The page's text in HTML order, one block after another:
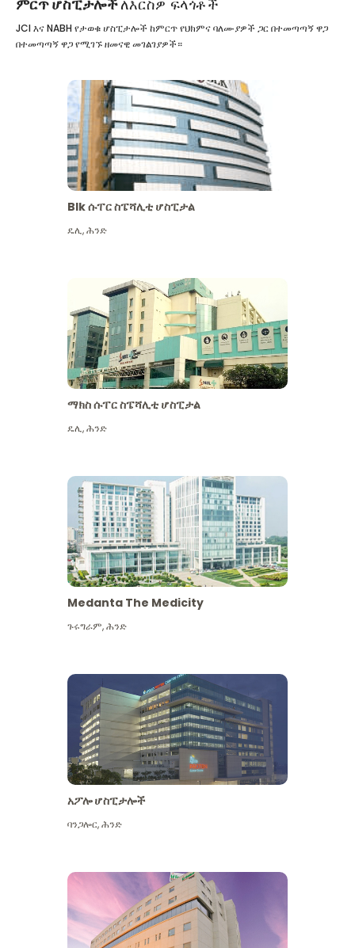
ምርጥ ሆስፒታሎችለእርስዎ ፍላጎቶች
JCI እና NABH የታወቁ ሆስፒታሎች ከምርጥ የህክምና ባለሙያዎች ጋር በተመጣጣኝ ዋጋ
በተመጣጣኝ ዋጋ የሚገኙ ዘመናዊ መገልገያዎች።
Blk ሱፐር ስፔሻሊቲ ሆስፒታል
ዴሊ,ሕንድ
ማክስ ሱፐር ስፔሻሊቲ ሆስፒታል
ዴሊ,ሕንድ
Medanta The Medicity
ጉሩግራም,ሕንድ
አፖሎ ሆስፒታሎች
ባንጋሎር,ሕንድ